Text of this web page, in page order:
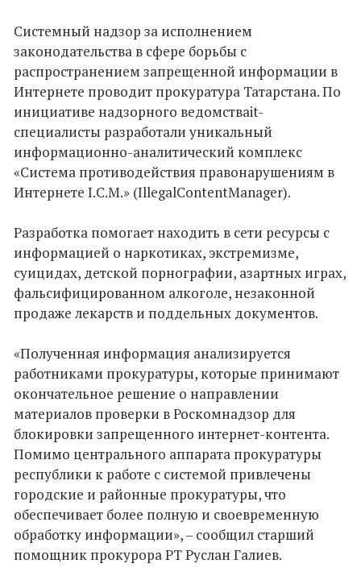
Системный надзор за исполнением
законодательства в сфере борьбы с
распространением запрещенной информации в
Интернете проводит прокуратура Татарстана. По
инициативе надзорного ведомстваit-
специалисты разработали уникальный
информационно-аналитический комплекс
«Система противодействия правонарушениям в
Интернете I.C.M.» (IllegalContentManager).
Разработка помогает находить в сети ресурсы с
информацией о наркотиках, экстремизме,
суицидах, детской порнографии, азартных играх,
фальсифицированном алкоголе, незаконной
продаже лекарств и поддельных документов.
«Полученная информация анализируется
работниками прокуратуры, которые принимают
окончательное решение о направлении
материалов проверки в Роскомнадзор для
блокировки запрещенного интернет-контента.
Помимо центрального аппарата прокуратуры
республики к работе с системой привлечены
городские и районные прокуратуры, что
обеспечивает более полную и своевременную
обработку информации», – сообщил старший
помощник прокурора РТ Руслан Галиев.